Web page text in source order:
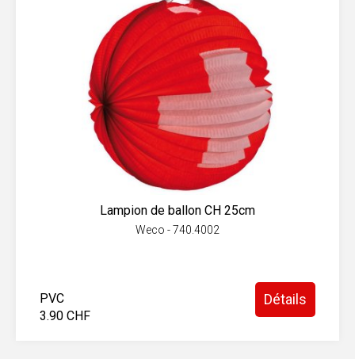
Lampion de ballon CH 25cm
Weco - 740.4002
PVC
3.90 CHF
Détails